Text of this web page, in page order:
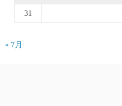
31
« 7月